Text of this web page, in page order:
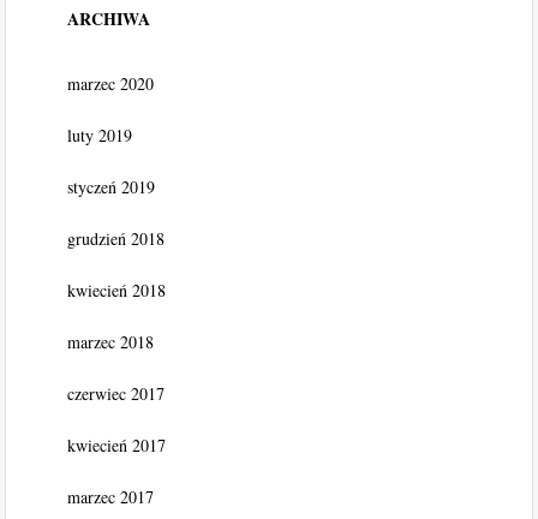
ARCHIWA
marzec 2020
luty 2019
styczeń 2019
grudzień 2018
kwiecień 2018
marzec 2018
czerwiec 2017
kwiecień 2017
marzec 2017